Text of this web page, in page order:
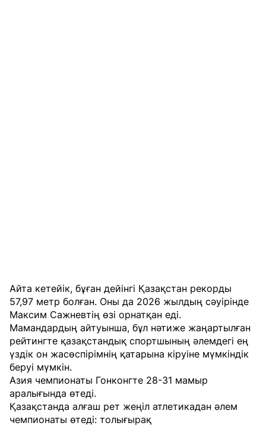
Айта кетейік, бұған дейінгі Қазақстан рекорды
57,97 метр болған. Оны да 2026 жылдың сәуірінде
Максим Сажневтің өзі орнатқан еді.
Мамандардың айтуынша, бұл нәтиже жаңартылған
рейтингте қазақстандық спортшының әлемдегі ең
үздік он жасөспірімнің қатарына кіруіне мүмкіндік
беруі мүмкін.
Азия чемпионаты Гонконгте 28-31 мамыр
аралығында өтеді.
Қазақстанда алғаш рет жеңіл атлетикадан әлем
чемпионаты өтеді: толығырақ